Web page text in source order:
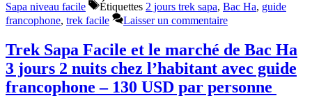
Sapa niveau facile
Étiquettes 2 jours trek sapa, Bac Ha, guide
francophone, trek facile Laisser un commentaire
Trek Sapa Facile et le marché de Bac Ha
3 jours 2 nuits chez l’habitant avec guide
francophone – 130 USD par personne